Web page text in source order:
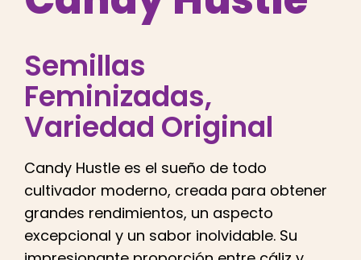
Semillas
Feminizadas,
Variedad Original
Candy Hustle es el sueño de todo
cultivador moderno, creada para obtener
grandes rendimientos, un aspecto
excepcional y un sabor inolvidable. Su